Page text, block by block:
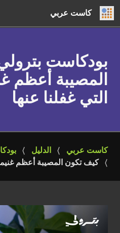
كاست عربي
بودكاست
المصيبة أعظم
التي غفلنا عنها
كاست عربي الدليل
كيف تكون المصيبة أعظم غنيمة: